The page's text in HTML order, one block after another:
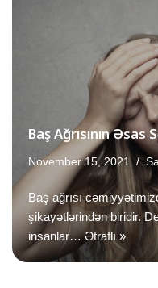
Baş Ağrısının
November 15, 2021
Baş ağrısı
şikayətlərindən biridir.
insanlar…Ətraflı »